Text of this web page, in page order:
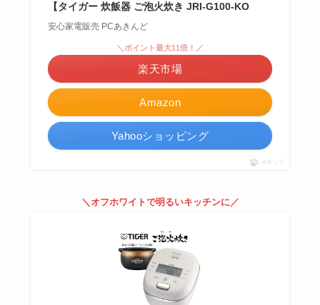
【タイガー 炊飯器 ご泡火炊き JRI-G100-KO
安心家電販売 PCあきんど
Amazon
＼ポイント最大11倍！／
楽天市場
Yahooショッピング
ポチップ
＼オフホワイトで明るいキッチンに／